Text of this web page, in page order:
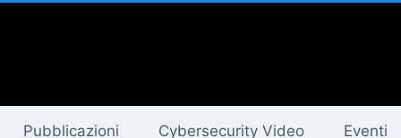
Pubblicazioni Cybersecurity Video Eventi